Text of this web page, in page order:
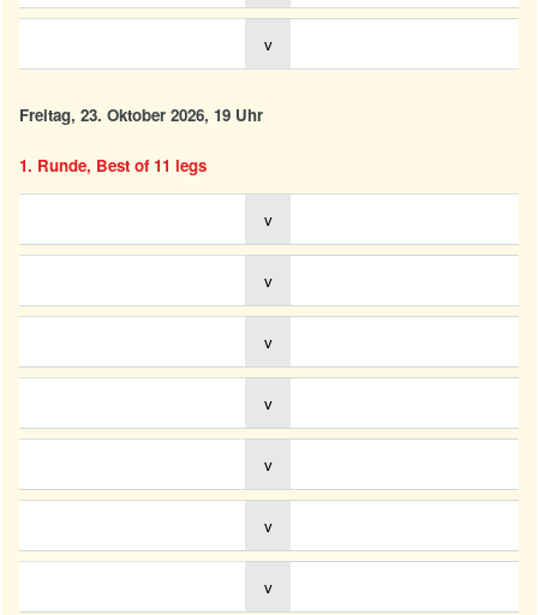
v
Freitag, 23. Oktober 2026, 19 Uhr
1. Runde, Best of 11 legs
v
v
v
v
v
v
v